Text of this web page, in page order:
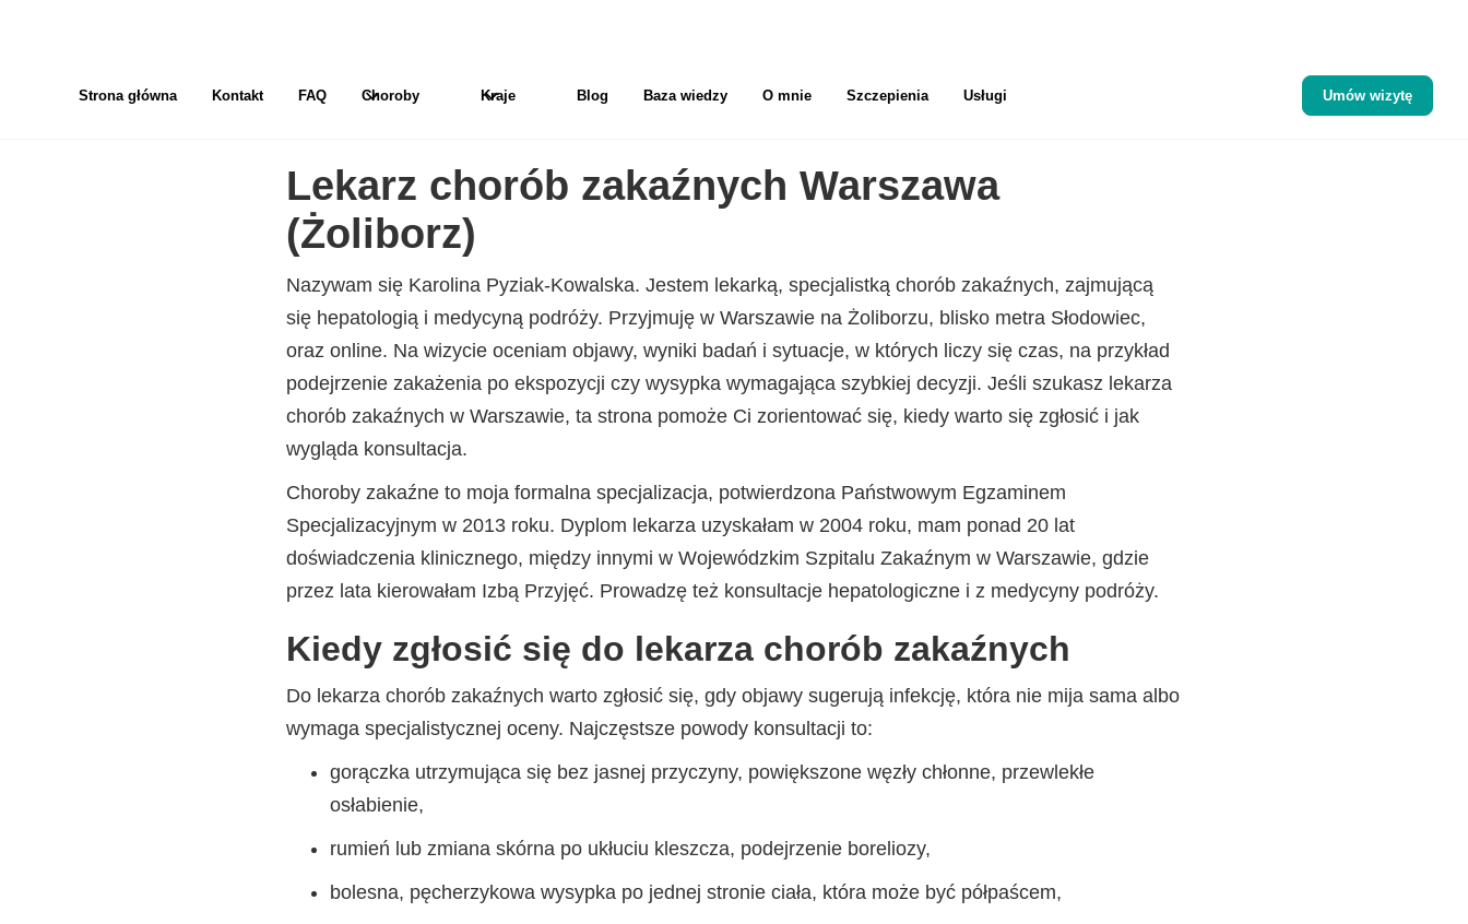
Strona główna Kontakt FAQ Choroby Kraje Blog Baza wiedzy O mnie Szczepienia Usługi Umów wizytę
Lekarz chorób zakaźnych Warszawa
(Żoliborz)
Nazywam się Karolina Pyziak-Kowalska. Jestem lekarką, specjalistką chorób zakaźnych, zajmującą
się hepatologią i medycyną podróży. Przyjmuję w Warszawie na Żoliborzu, blisko metra Słodowiec,
oraz online. Na wizycie oceniam objawy, wyniki badań i sytuacje, w których liczy się czas, na przykład
podejrzenie zakażenia po ekspozycji czy wysypka wymagająca szybkiej decyzji. Jeśli szukasz lekarza
chorób zakaźnych w Warszawie, ta strona pomoże Ci zorientować się, kiedy warto się zgłosić i jak
wygląda konsultacja.
Choroby zakaźne to moja formalna specjalizacja, potwierdzona Państwowym Egzaminem
Specjalizacyjnym w 2013 roku. Dyplom lekarza uzyskałam w 2004 roku, mam ponad 20 lat
doświadczenia klinicznego, między innymi w Wojewódzkim Szpitalu Zakaźnym w Warszawie, gdzie
przez lata kierowałam Izbą Przyjęć. Prowadzę też konsultacje hepatologiczne i z medycyny podróży.
Kiedy zgłosić się do lekarza chorób zakaźnych
Do lekarza chorób zakaźnych warto zgłosić się, gdy objawy sugerują infekcję, która nie mija sama albo
wymaga specjalistycznej oceny. Najczęstsze powody konsultacji to:
gorączka utrzymująca się bez jasnej przyczyny, powiększone węzły chłonne, przewlekłe
osłabienie,
rumień lub zmiana skórna po ukłuciu kleszcza, podejrzenie boreliozy,
bolesna, pęcherzykowa wysypka po jednej stronie ciała, która może być półpaścem,